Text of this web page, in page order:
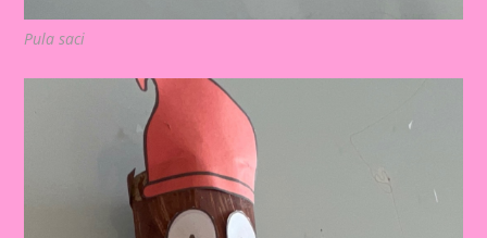
Pula saci